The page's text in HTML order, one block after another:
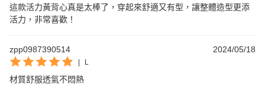
這款活力黃背心真是太棒了，穿起來舒適又有型，讓整體造型更添
活力，非常喜歡！
zpp0987390514 2024/05/18
| L
材質舒服透氣不悶熱